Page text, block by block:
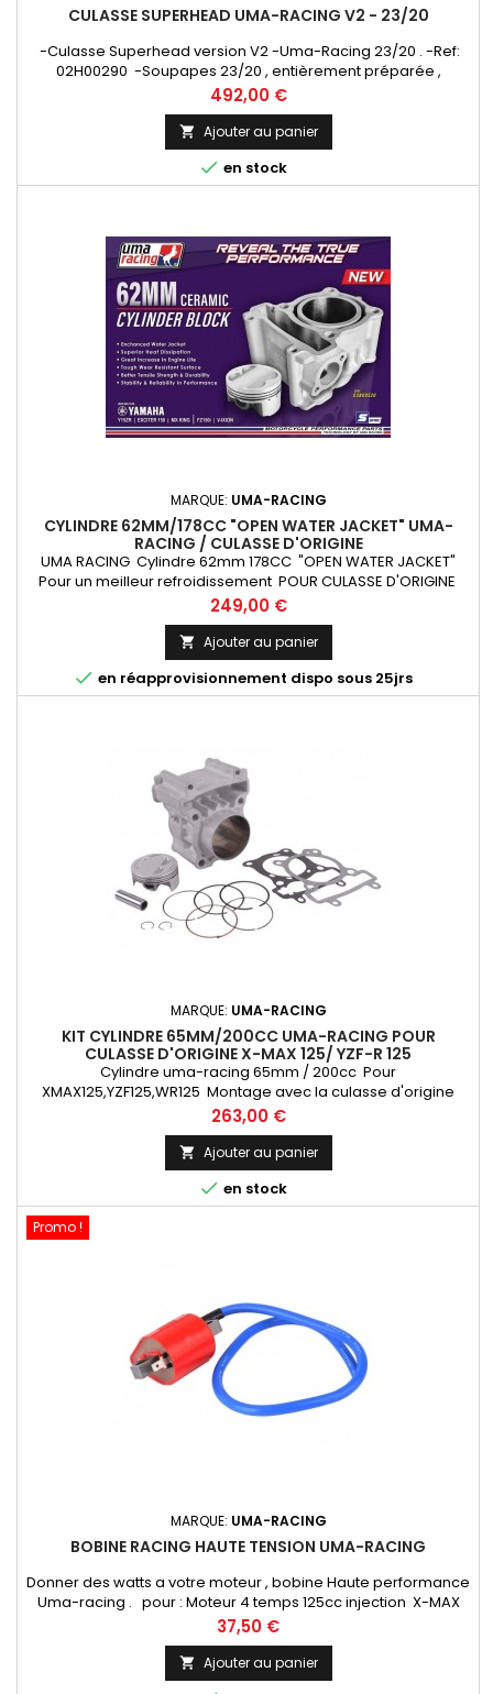
CULASSE SUPERHEAD UMA-RACING V2 - 23/20
-Culasse Superhead version V2 -Uma-Racing 23/20 . -Ref:
02H00290 -Soupapes 23/20 , entièrement préparée ,
chambre de combustion , admission et échappement
retravaillé. compatible avec cylindre Uma-Racing
uniquement . -Vendu complète avec arbre a came racing ,
soupapes , ressorts soupapes racing et culbuteurs -Attention
cette référence de culasse...
Prix
492,00 €
 Ajouter au panier
 en stock
MARQUE: UMA-RACING
CYLINDRE 62MM/178CC "OPEN WATER JACKET" UMA-
RACING / CULASSE D'ORIGINE
UMA RACING Cylindre 62mm 178CC "OPEN WATER JACKET"
Pour un meilleur refroidissement POUR CULASSE D'ORIGINE
Prix
249,00 €
 Ajouter au panier
 en réapprovisionnement dispo sous 25jrs
MARQUE: UMA-RACING
KIT CYLINDRE 65MM/200CC UMA-RACING POUR
CULASSE D'ORIGINE X-MAX 125/ YZF-R 125
Cylindre uma-racing 65mm / 200cc Pour
XMAX125,YZF125,WR125 Montage avec la culasse d'origine
uniquement
Prix
263,00 €
 Ajouter au panier
 en stock
Promo !
MARQUE: UMA-RACING
BOBINE RACING HAUTE TENSION UMA-RACING
Donner des watts a votre moteur , bobine Haute performance
Uma-racing . pour : Moteur 4 temps 125cc injection X-MAX
125 YZF-R 125 WR 125 CBR 125 bobine Haute performance
Uma-racing .
Prix
37,50 €
 Ajouter au panier